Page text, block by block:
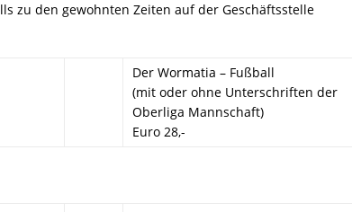
zu den gewohnten Zeiten auf der Geschäftsstelle
Der Wormatia – Fußball
(mit oder ohne Unterschriften der
Oberliga Mannschaft)
Euro 28,-